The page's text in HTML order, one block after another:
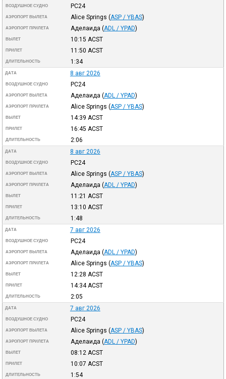
ВОЗДУШНОЕ СУДНО PC24
АЭРОПОРТ ВЫЛЕТА Alice Springs (ASP / YBAS)
АЭРОПОРТ ПРИЛЕТА Аделаида (ADL / YPAD)
ВЫЛЕТ 10:15 ACST
ПРИЛЕТ 11:50 ACST
ДЛИТЕЛЬНОСТЬ 1:34
ДАТА 8 авг 2026
ВОЗДУШНОЕ СУДНО PC24
АЭРОПОРТ ВЫЛЕТА Аделаида (ADL / YPAD)
АЭРОПОРТ ПРИЛЕТА Alice Springs (ASP / YBAS)
ВЫЛЕТ 14:39 ACST
ПРИЛЕТ 16:45 ACST
ДЛИТЕЛЬНОСТЬ 2:06
ДАТА 8 авг 2026
ВОЗДУШНОЕ СУДНО PC24
АЭРОПОРТ ВЫЛЕТА Alice Springs (ASP / YBAS)
АЭРОПОРТ ПРИЛЕТА Аделаида (ADL / YPAD)
ВЫЛЕТ 11:21 ACST
ПРИЛЕТ 13:10 ACST
ДЛИТЕЛЬНОСТЬ 1:48
ДАТА 7 авг 2026
ВОЗДУШНОЕ СУДНО PC24
АЭРОПОРТ ВЫЛЕТА Аделаида (ADL / YPAD)
АЭРОПОРТ ПРИЛЕТА Alice Springs (ASP / YBAS)
ВЫЛЕТ 12:28 ACST
ПРИЛЕТ 14:34 ACST
ДЛИТЕЛЬНОСТЬ 2:05
ДАТА 7 авг 2026
ВОЗДУШНОЕ СУДНО PC24
АЭРОПОРТ ВЫЛЕТА Alice Springs (ASP / YBAS)
АЭРОПОРТ ПРИЛЕТА Аделаида (ADL / YPAD)
ВЫЛЕТ 08:12 ACST
ПРИЛЕТ 10:07 ACST
ДЛИТЕЛЬНОСТЬ 1:54